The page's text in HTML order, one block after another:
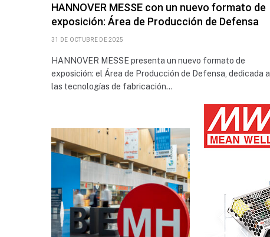
HANNOVER MESSE con un nuevo formato de
exposición: Área de Producción de Defensa
31 DE OCTUBRE DE 2025
HANNOVER MESSE presenta un nuevo formato de
exposición: el Área de Producción de Defensa, dedicada a
las tecnologías de fabricación…